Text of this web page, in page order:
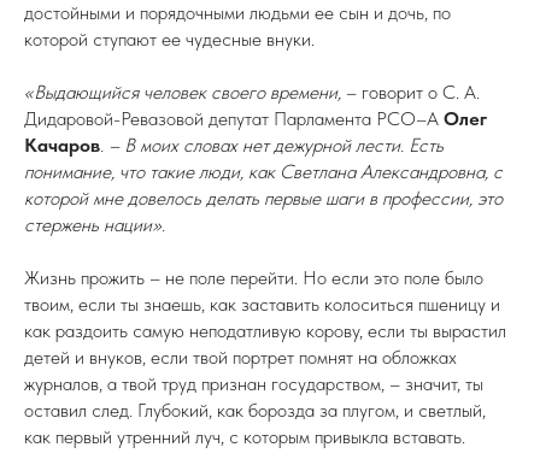
достойными и порядочными людьми ее сын и дочь, по
которой ступают ее чудесные внуки.
«Выдающийся человек своего времени, – говорит о С. А.
Дидаровой-Ревазовой депутат Парламента РСО–А Олег
Качаров. – В моих словах нет дежурной лести. Есть
понимание, что такие люди, как Светлана Александровна, с
которой мне довелось делать первые шаги в профессии, это
стержень нации».
Жизнь прожить – не поле перейти. Но если это поле было
твоим, если ты знаешь, как заставить колоситься пшеницу и
как раздоить самую неподатливую корову, если ты вырастил
детей и внуков, если твой портрет помнят на обложках
журналов, а твой труд признан государством, – значит, ты
оставил след. Глубокий, как борозда за плугом, и светлый,
как первый утренний луч, с которым привыкла вставать.